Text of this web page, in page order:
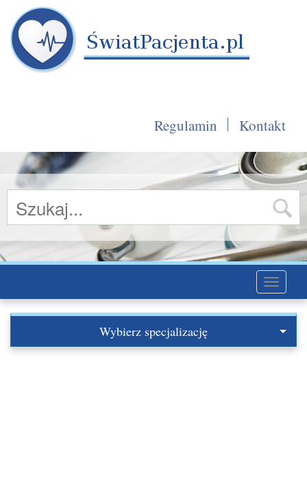
Regulamin Kontakt
Toggle
Wybierz specjalizację